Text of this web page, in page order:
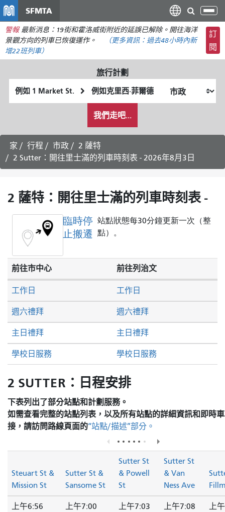
主
要
容
SFMTA
切
換
導
航
警報 最新消息：19街和霍洛威街附近的延誤已解除。開往海洋
景觀方向的列車已恢復運作。
（更多資訊： 過去48小時內新
增22班列車）
訂
閱
旅行計劃
起
始
終
點
我
希
望
旅
行
式
我們走吧...
家 行程 市政
2 薩特
2 Sutter：開往里士滿的列車時刻表 - 2026年8月3日
2 薩特：開往里士滿的列車時刻表 -
臨時停
止搬遷
站點狀態每30分鐘更新一次（整
點）。
前往市中心 前往列治文
週六禮拜 週六禮拜
主日禮拜 主日禮拜
工作日 工作日
學校日服務 學校日服務
2 SUTTER：日程安排
下表列出了部分站點和計劃服務。
如需查看完整的站點列表，以及所有站點的詳細資訊和即時
接，請訪問路線頁面的“站點/描述”部分。
Steuart St &
Mission St
Sutter St &
Sansome St
Sutter St
& Powell
St
Sutter St
& Van
Ness Ave
上午6:56 上午7:00 上午7:03 上午7:08 上